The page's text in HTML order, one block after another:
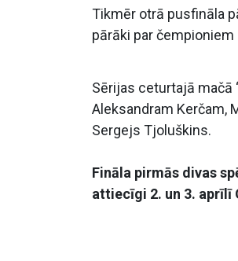
Tikmēr otrā pusfināla
pārāki par čempioniem
Sērijas ceturtajā mačā
Aleksandram Kerčam,
Sergejs Tjoluškins.
Fināla pirmās divas
attiecīgi 2. un 3. aprīlī